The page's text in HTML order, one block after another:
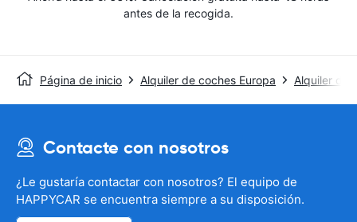
antes de la recogida.
Página de inicio Alquiler de coches Europa Alquiler de
Contacte con nosotros
¿Le gustaría contactar con nosotros? El equipo de
HAPPYCAR se encuentra siempre a su disposición.